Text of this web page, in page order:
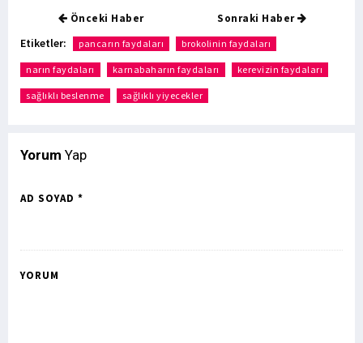
Önceki Haber Sonraki Haber
Etiketler: pancarın faydaları brokolinin faydaları
narın faydaları karnabaharın faydaları kerevizin faydaları
sağlıklı beslenme sağlıklı yiyecekler
Yorum Yap
AD SOYAD *
YORUM